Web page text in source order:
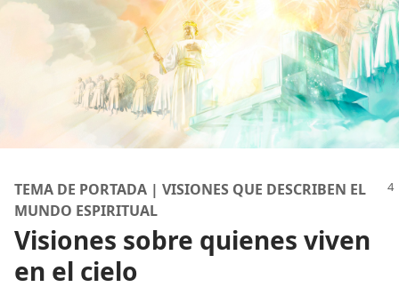
TEMA DE PORTADA | VISIONES QUE DESCRIBEN EL
MUNDO ESPIRITUAL
Visiones sobre quienes viven
en el cielo